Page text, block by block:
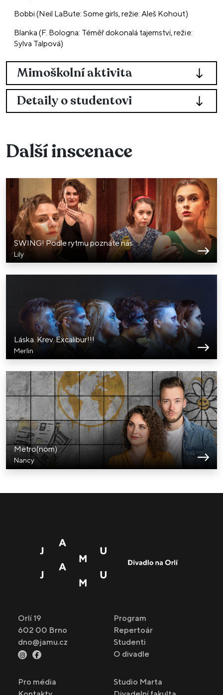
Bobbi (Neil LaBute: Some girls, režie: Aleš Kohout)
Blanka (F. Bologna: Téměř dokonalá tajemství, režie:
Sylva Talpová)
Mimoškolní aktivita
Detaily o studentovi
Další inscenace
SWING! Podle rytmu poznáte nás
Lily
Láska. Krev. Excalibur!!!
Merlin
Metro(nom)
Nancy
Orlí 19
602 00 Brno
dno@jamu.cz
Program
Repertoár
Studenti
O divadle
Pro média
Studio Marta